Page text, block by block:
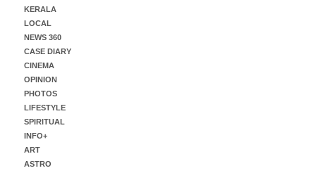
KERALA
LOCAL
NEWS 360
CASE DIARY
CINEMA
OPINION
PHOTOS
LIFESTYLE
SPIRITUAL
INFO+
ART
ASTRO